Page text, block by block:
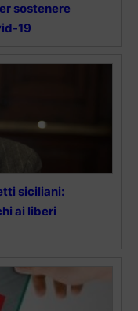
sostenere
19
siciliani:
ai liberi